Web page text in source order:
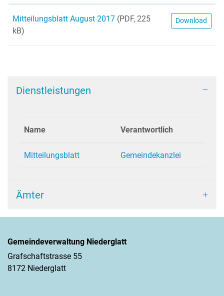
Mitteilungsblatt August 2017 (PDF, 225
kB)
Download
Dienstleistungen
Name Verantwortlich
Mitteilungsblatt Gemeindekanzlei
Ämter
Gemeindeverwaltung Niederglatt
Grafschaftstrasse 55
8172 Niederglatt